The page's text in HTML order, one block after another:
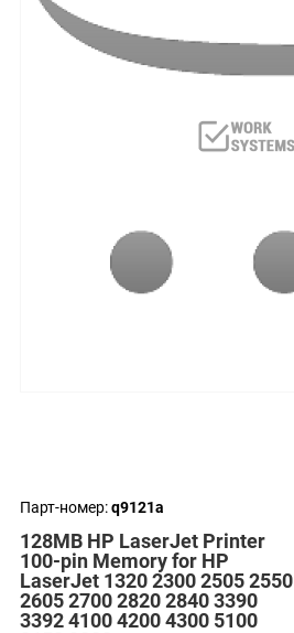
Парт-номер:q9121a
128MB HP LaserJet Printer
100-pin Memory for HP
LaserJet 1320 2300 2505 2550
2605 2700 2820 2840 3390
3392 4100 4200 4300 5100